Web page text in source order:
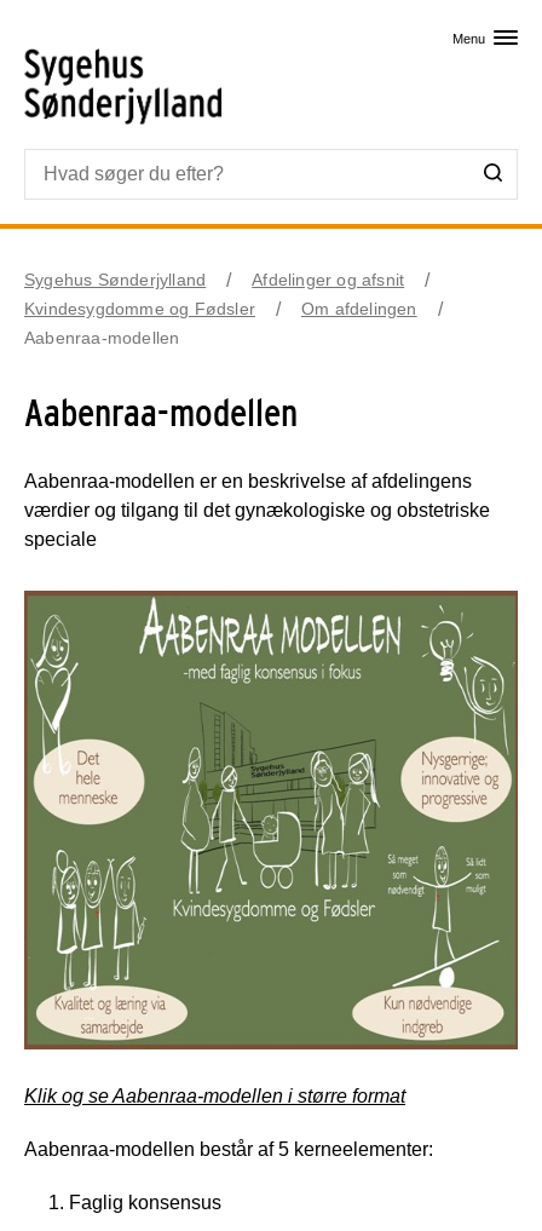
Menu
Sygehus Sønderjylland
Afdelinger og afsnit
Kvindesygdomme og Fødsler
Om afdelingen
Aabenraa-modellen
Aabenraa-modellen
Aabenraa-modellen er en beskrivelse af afdelingens
værdier og tilgang til det gynækologiske og obstetriske
speciale
Klik og se Aabenraa-modellen i større format
Aabenraa-modellen består af 5 kerneelementer:
Faglig konsensus